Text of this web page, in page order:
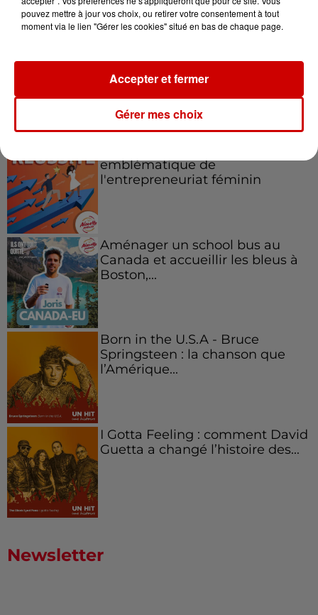
en jet ski !
emblématique de
l'entrepreneuriat féminin
Aménager un school bus au
Canada et accueillir les bleus à
Boston,...
Born in the U.S.A - Bruce
Springsteen : la chanson que
l’Amérique...
I Gotta Feeling : comment David
Guetta a changé l’histoire des...
Newsletter
pouvez mettre à jour vos choix, ou retirer votre consentement à tout
moment via le lien "Gérer les cookies" situé en bas de chaque page.
Gérer mes choix
Accepter et fermer